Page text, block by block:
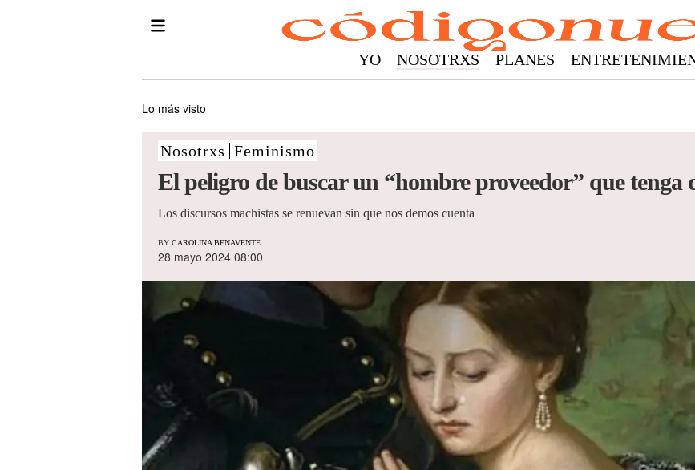
YO NOSOTRXS PLANES
Lo más visto
Nosotrxs Feminismo
El peligro de buscar un “hombre proveedor” que tenga
Los discursos machistas se renuevan sin que nos demos cuenta
BY CAROLINA BENAVENTE
28 mayo 2024 08:00